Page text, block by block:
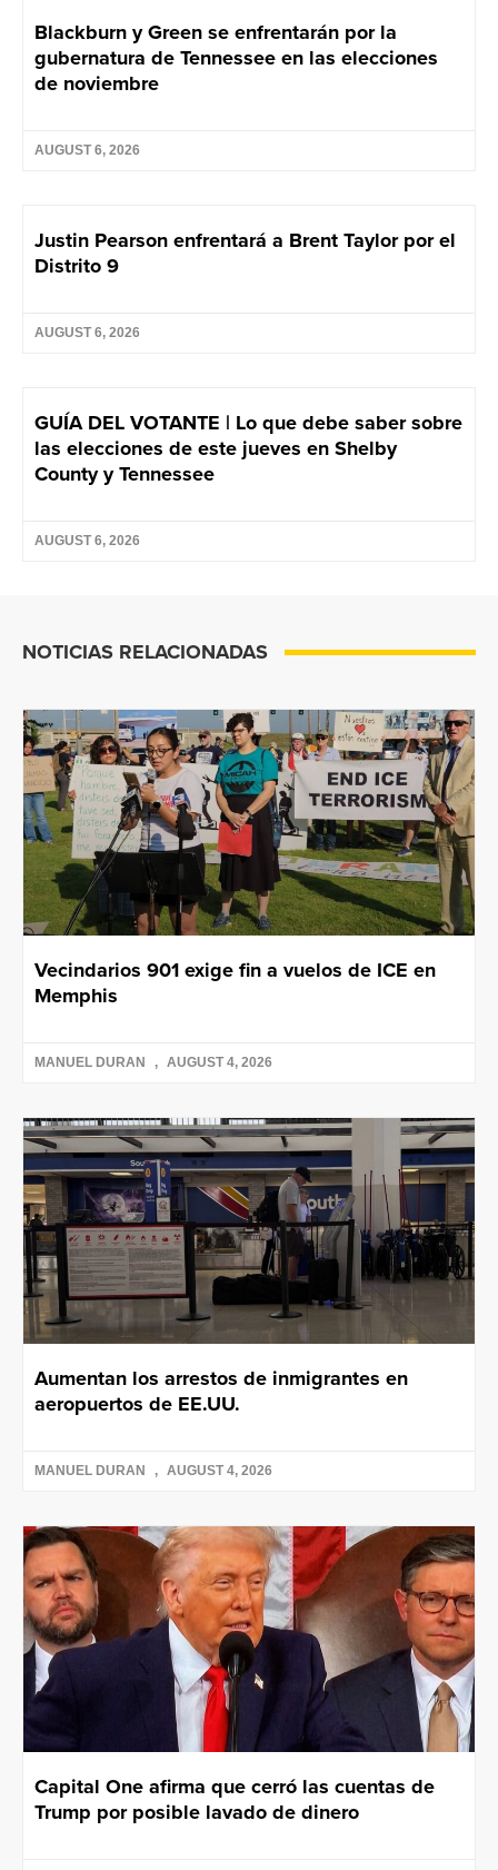
Blackburn y Green se enfrentarán por la
gubernatura de Tennessee en las elecciones
de noviembre
AUGUST 6, 2026
Justin Pearson enfrentará a Brent Taylor por el
Distrito 9
AUGUST 6, 2026
GUÍA DEL VOTANTE | Lo que debe saber sobre
las elecciones de este jueves en Shelby
County y Tennessee
AUGUST 6, 2026
NOTICIAS RELACIONADAS
Vecindarios 901 exige fin a vuelos de ICE en
Memphis
MANUEL DURAN AUGUST 4, 2026
Aumentan los arrestos de inmigrantes en
aeropuertos de EE.UU.
MANUEL DURAN AUGUST 4, 2026
Capital One afirma que cerró las cuentas de
Trump por posible lavado de dinero